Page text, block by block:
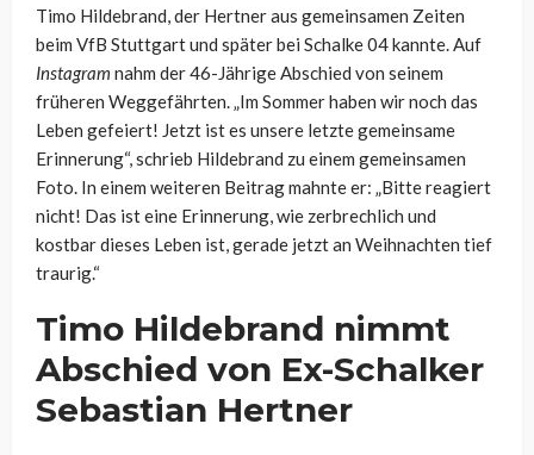
Timo Hildebrand, der Hertner aus gemeinsamen Zeiten
beim VfB Stuttgart und später bei Schalke 04 kannte. Auf
Instagram nahm der 46-Jährige Abschied von seinem
früheren Weggefährten. „Im Sommer haben wir noch das
Leben gefeiert! Jetzt ist es unsere letzte gemeinsame
Erinnerung“, schrieb Hildebrand zu einem gemeinsamen
Foto. In einem weiteren Beitrag mahnte er: „Bitte reagiert
nicht! Das ist eine Erinnerung, wie zerbrechlich und
kostbar dieses Leben ist, gerade jetzt an Weihnachten tief
traurig.“
Timo Hildebrand nimmt
Abschied von Ex-Schalker
Sebastian Hertner